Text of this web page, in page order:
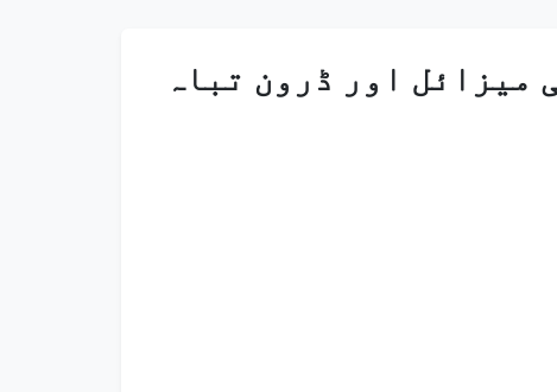
میزائل اور ڈرون تباہ